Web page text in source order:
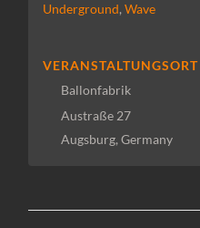
Underground, Wave
VERANSTALTUNGSORT
Ballonfabrik
Austraße 27
Augsburg, Germany